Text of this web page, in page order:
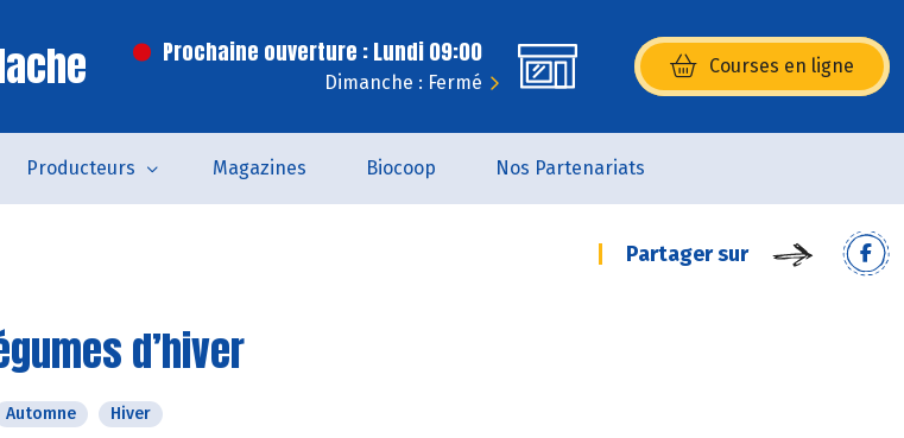
Prochaine ouverture : Lundi 09:00
Dimanche : Fermé
Courses en ligne
(s’ouvre dans une nouvelle
Producteurs Magazines Biocoop Nos Partenariats
Partager sur
d’hiver
Automne Hiver